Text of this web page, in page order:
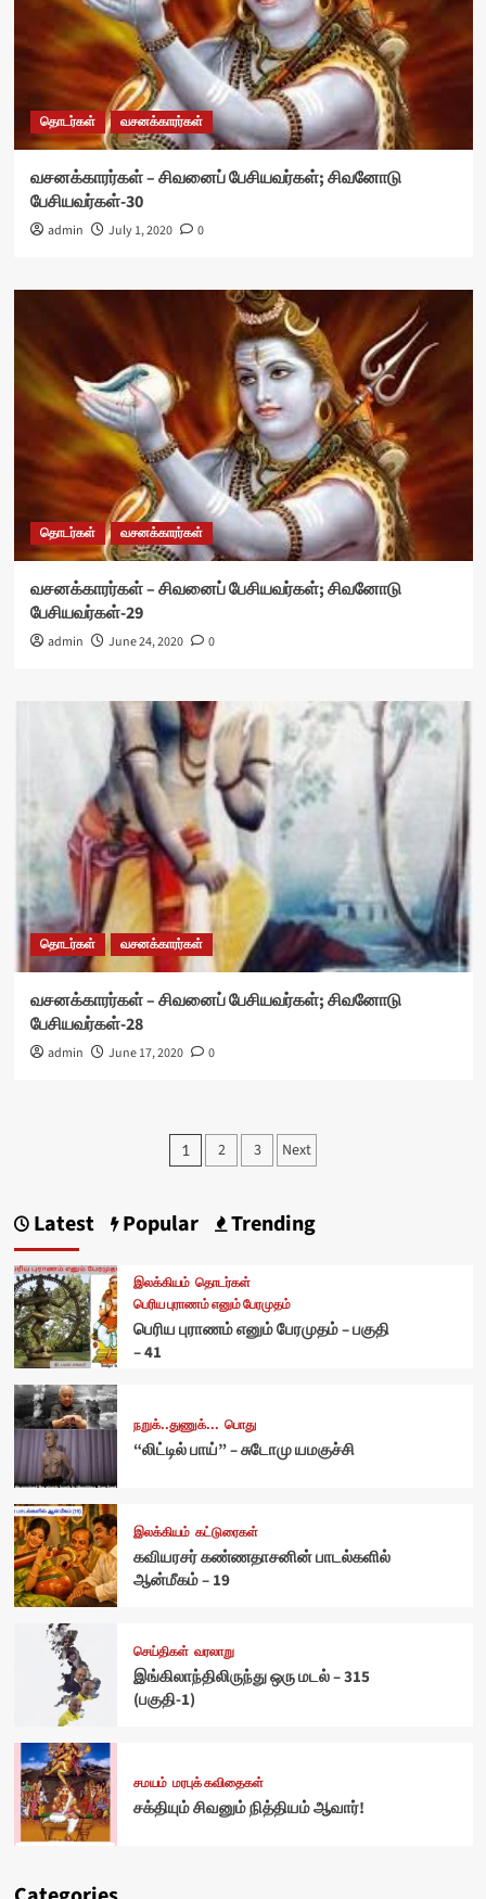
தொடர்கள் வசனக்காரர்கள்
வசனக்காரர்கள் – சிவனைப் பேசியவர்கள்; சிவனோடு
பேசியவர்கள்-30
admin July 1, 2020 0
தொடர்கள் வசனக்காரர்கள்
வசனக்காரர்கள் – சிவனைப் பேசியவர்கள்; சிவனோடு
பேசியவர்கள்-29
admin June 24, 2020 0
தொடர்கள் வசனக்காரர்கள்
வசனக்காரர்கள் – சிவனைப் பேசியவர்கள்; சிவனோடு
பேசியவர்கள்-28
admin June 17, 2020 0
Posts
1 2 3 Next
Latest Popular Trending
இலக்கியம் தொடர்கள்
பெரிய புராணம் எனும் பேரமுதம்
பெரிய புராணம் எனும் பேரமுதம் – பகுதி
– 41
நறுக்..துணுக்... பொது
“லிட்டில் பாய்” – சுடோமு யமகுச்சி
இலக்கியம் கட்டுரைகள்
கவியரசர் கண்ணதாசனின் பாடல்களில்
ஆன்மீகம் – 19
செய்திகள் வரலாறு
இங்கிலாந்திலிருந்து ஒரு மடல் – 315
(பகுதி-1)
சமயம் மரபுக் கவிதைகள்
சக்தியும் சிவனும் நித்தியம் ஆவார்!